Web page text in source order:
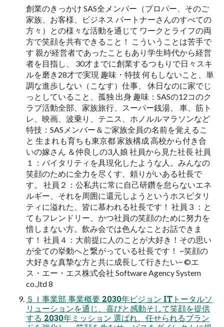
創業のきっかけ SAS全メンバー（プロパー、そのご
家族、お客様、ビジネス パートナーさんのすべての
方々）との様々な活動を通じて ワークとライフの両
方で笑顔を共有できること！ こういうことは苦手で
す 親が経営者であったこともあり学生時代から経営
者を目指し、 30才までに創業するつもりで日々スキ
ルを磨き28才で実現 趣味・特技 何もしないこと、単
調な進歩しない（こなす）仕事、 休日なのに家でじ
っとしていること、孤独 出身 趣味：SASの12コのク
ラブ活動全部、家族旅行、スーパー銭湯、 車、筋ト
レ、映画、波乗り、テニス、ホノルルマラソンなど
特技：SASメンバー＆ご家族全員の名前を覚えるこ
と 生まれも育ちも東京都 家族構成 高校から付き合
いの嫁さん ＆仲良しの3人娘 社員から見た社長 社員
１：バイタリティを具現化したような人。みんなの
笑顔のために全力を尽くす、頼りがいある社長で
す。 社員２：公私共に常に自己研鑽を怠らないエネ
ルギー、それを周囲に還元しようというホスピタリ
ティに溢れた、皆に慕われる社長です！ 社員３：と
てもフレンドリー、かつ社員の笑顔のために努力を
惜しまない方。飲み会では色んなことお話できま
す！ 社員４：大前提に人のことが大好き！その思い
が全ての挙動へと繋がっている社長です！ ~笑顔の
大好きな真摯な方と共に成長して行きたい~ ©エ
ス・エー・エス株式会社 Software Agency System
co.,ltd 8
ＳＩ事業部 事業概要 2030年ビジョン ITトータルソ
リューションを通じ、喜びと感動そして笑顔を提供
する 2030年ミッション 選ばれ、任せられるブラン